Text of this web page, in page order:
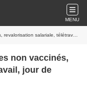
MENU
télétravail, jour de carence, formation...
non vaccinés,
jour de